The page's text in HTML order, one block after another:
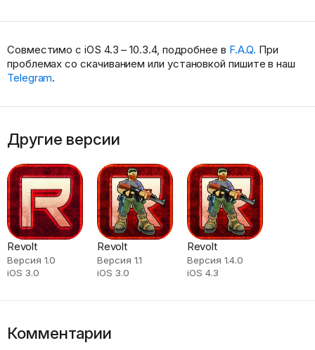
Совместимо с iOS 4.3 – 10.3.4, подробнее в F.A.Q. При
проблемах со скачиванием или установкой пишите в наш
Telegram.
Другие версии
Revolt
Версия 1.0
iOS 3.0
Revolt
Версия 1.1
iOS 3.0
Revolt
Версия 1.4.0
iOS 4.3
Комментарии